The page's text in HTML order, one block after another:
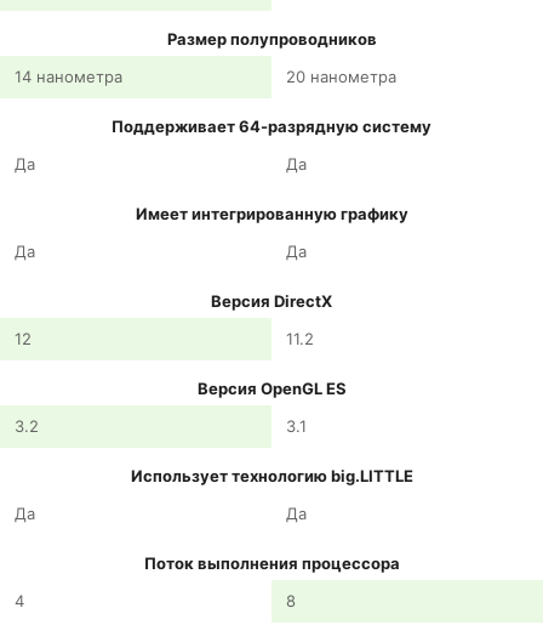
Размер полупроводников
14 нанометра
20 нанометра
Поддерживает 64-разрядную систему
Да
Да
Имеет интегрированную графику
Да
Да
Версия DirectX
12
11.2
Версия OpenGL ES
3.2
3.1
Использует технологию big.LITTLE
Да
Да
Поток выполнения процессора
4
8